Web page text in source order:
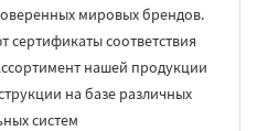
мировых брендов.
сертификаты соответствия
нашей продукции
на базе различных
систем